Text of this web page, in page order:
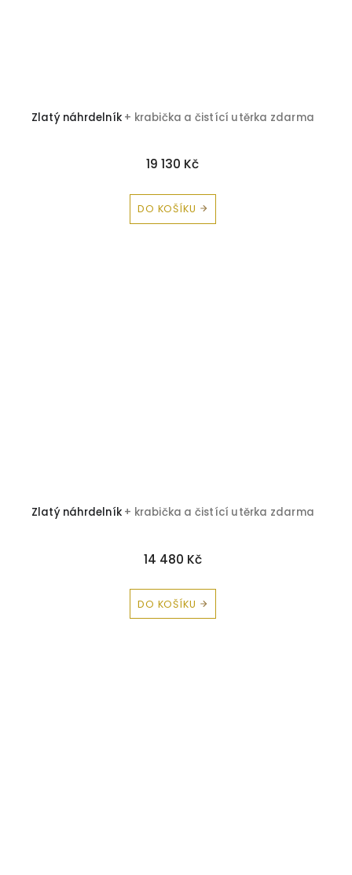
Zlatý náhrdelník + krabička a čistící utěrka zdarma
19 130 Kč
DO KOŠÍKU
Zlatý náhrdelník + krabička a čistící utěrka zdarma
14 480 Kč
DO KOŠÍKU